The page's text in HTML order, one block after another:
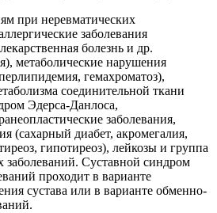
при неревматических
заболевания
болезнь и др.
метаболические нарушения
гемахроматоз),
соединительной ткани
Эдерса-Данлоса,
заболевания,
(сахарный диабет, акромегалия,
гипотиреоз), лейкозы и группа
Суставной синдром
проходит в варианте
сустава или в варианте обменно-